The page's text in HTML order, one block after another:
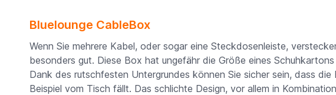
Bluelounge CableBox
Wenn Sie mehrere Kabel, oder sogar eine Steckdosenleiste,
besonders gut. Diese Box hat ungefähr die Größe eines
Dank des rutschfesten Untergrundes können Sie sicher sein, dass
Beispiel vom Tisch fällt. Das schlichte Design, vor allem in